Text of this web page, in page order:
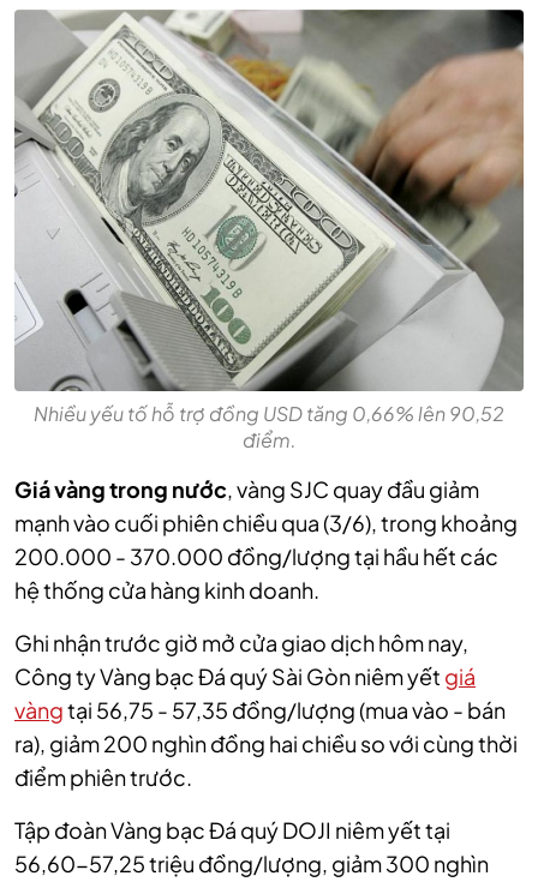
Nhiều yếu tố hỗ trợ đồng USD tăng 0,66% lên 90,52
điểm.
Giá vàng trong nước, vàng SJC quay đầu giảm
mạnh vào cuối phiên chiều qua (3/6), trong khoảng
200.000 - 370.000 đồng/lượng tại hầu hết các
hệ thống cửa hàng kinh doanh.
Ghi nhận trước giờ mở cửa giao dịch hôm nay,
Công ty Vàng bạc Đá quý Sài Gòn niêm yết giá
vàngtại 56,75 - 57,35 đồng/lượng (mua vào - bán
ra), giảm 200 nghìn đồng hai chiều so với cùng thời
điểm phiên trước.
Tập đoàn Vàng bạc Đá quý DOJI niêm yết tại
56,60-57,25 triệu đồng/lượng, giảm 300 nghìn